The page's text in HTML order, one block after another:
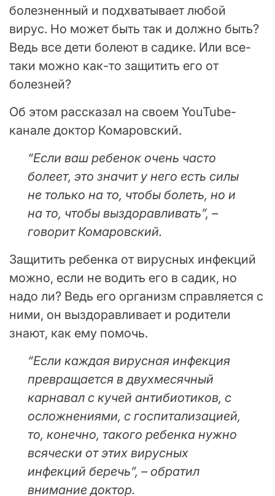
болезненный и подхватывает любой
вирус. Но может быть так и должно быть?
Ведь все дети болеют в садике. Или все-
таки можно как-то защитить его от
болезней?
Об этом рассказал на своем YouTube-
канале доктор Комаровский.
“Если ваш ребенок очень часто
болеет, это значит у него есть силы
не только на то, чтобы болеть, но и
на то, чтобы выздоравливать”, –
говорит Комаровский.
Защитить ребенка от вирусных инфекций
можно, если не водить его в садик, но
надо ли? Ведь его организм справляется с
ними, он выздоравливает и родители
знают, как ему помочь.
“Если каждая вирусная инфекция
превращается в двухмесячный
карнавал с кучей антибиотиков, с
осложнениями, с госпитализацией,
то, конечно, такого ребенка нужно
всячески от этих вирусных
инфекций беречь”, – обратил
внимание доктор.